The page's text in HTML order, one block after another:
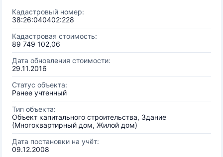
Кадастровый номер:
38:26:040402:228
Кадастровая стоимость:
89 749 102,06
Дата обновления стоимости:
29.11.2016
Статус объекта:
Ранее учтенный
Тип объекта:
Объект капитального строительства, Здание
(Многоквартирный дом, Жилой дом)
Дата постановки на учёт:
09.12.2008